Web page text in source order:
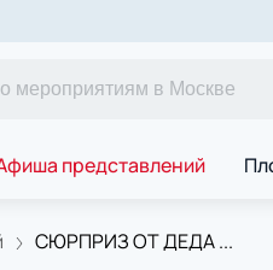
представлений
СЮРПРИЗ ОТ ДЕДА ...